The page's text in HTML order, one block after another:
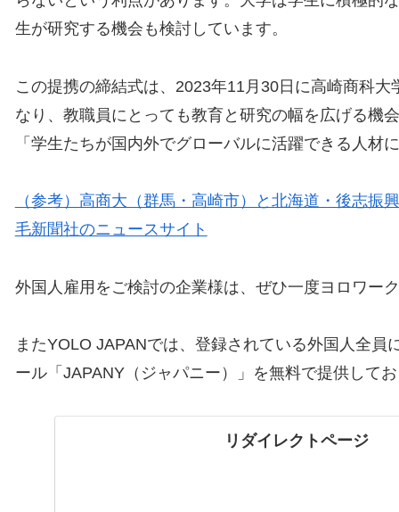
生が研究する機会も検討しています。
この提携の締結式は、2023年11月30日に高崎商科
なり、教職員にとっても教育と研究の幅を広げる機
「学生たちが国内外でグローバルに活躍できる人材
（参考）高商大（群馬・高崎市）と北海道・後志
毛新聞社のニュースサイト
外国人雇用をご検討の企業様は、ぜひ一度ヨロワー
またYOLO JAPANでは、登録されている外国人全
ール「JAPANY（ジャパニー）」を無料で提供して
リダイレクトページ